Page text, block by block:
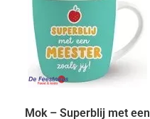
Mok – Superblij met een